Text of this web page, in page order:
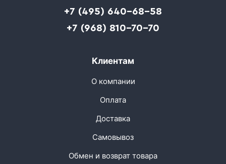
+7 (495) 640-68-58
+7 (968) 810-70-70
Клиентам
О компании
Оплата
Доставка
Самовывоз
Обмен и возврат товара